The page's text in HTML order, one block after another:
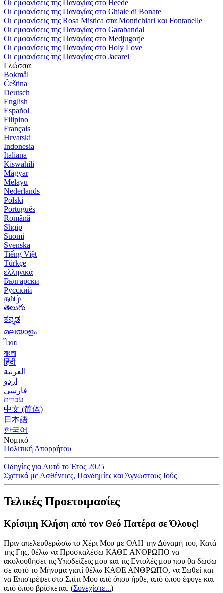
Οι εμφανίσεις της Παναγίας στο Heede
Οι εμφανίσεις της Παναγίας στο Ghiaie di Bonate
Οι εμφανίσεις της Rosa Mistica στα Montichiari και Fontanelle
Οι εμφανίσεις της Παναγίας στο Garabandal
Οι εμφανίσεις της Παναγίας στο Medjugorje
Οι εμφανίσεις της Παναγίας στο Holy Love
Οι εμφανίσεις της Παναγίας στο Jacarei
Γλώσσα
Bokmål
Čeština
Deutsch
English
Español
Filipino
Français
Hrvatski
Indonesia
Italiana
Kiswahili
Magyar
Melayu
Nederlands
Polski
Português
Română
Shqip
Suomi
Svenska
Tiếng Việt
Türkçe
ελληνικά
Български
Русский
தமிழ்
తెలుగు
ಕನ್ನಡ
മലയാളം
ไทย
বাংলা
हिंदी
العربية
اردو
فارسی
עִברִית
中文 (简体)
日本語
한국어
Νομικό
Πολιτική Απορρήτου
Οδηγίες για Αυτό το Έτος 2025
Σχετικά με Ασθένειες, Πανδημίες και Άγνωστους Ιούς
Τελικές Προετοιμασίες
Κρίσιμη Κλήση από τον Θεό Πατέρα σε Όλους!
Πριν απελευθερώσω το Χέρι Μου με ΟΛΗ την Δύναμή του, Κατά
της Γης, θέλω να Προσκαλέσω ΚΑΘΕ ΑΝΘΡΩΠΟ να
ακολουθήσει τις Υποδείξεις μου και τις Εντολές μου που θα δώσω
σε αυτό το Μήνυμα γιατί θέλω ΚΑΘΕ ΑΝΘΡΩΠΟ, να Σωθεί και
να Επιστρέψει στο Σπίτι Μου από όπου ήρθε, από όπου έφυγε και
από όπου βρίσκεται. (Συνεχίστε...)